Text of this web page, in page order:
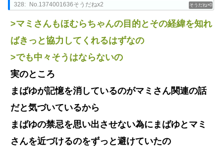
0
328: No.1374001636そうだねx2
>マミさんもほむらちゃんの目的とその経緯を知れ
ばきっと協力してくれるはずなの
>でも中々そうはならないの
実のところ
まばゆが記憶を消しているのがマミさん関連の話
だと気づいているから
まばゆの禁忌を思い出させない為にまばゆとマミ
さんを近づけるのをずっと避けていたの